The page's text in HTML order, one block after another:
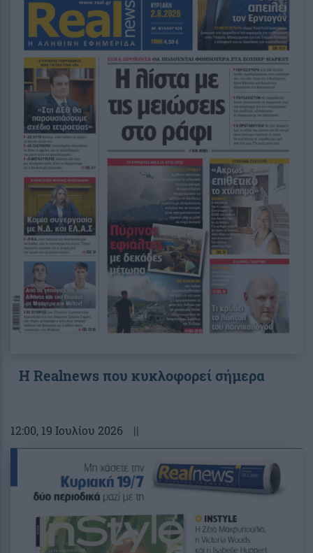
Η Realnews που κυκλοφορεί σήμερα
12:00, 19 Ιουλίου 2026 ||